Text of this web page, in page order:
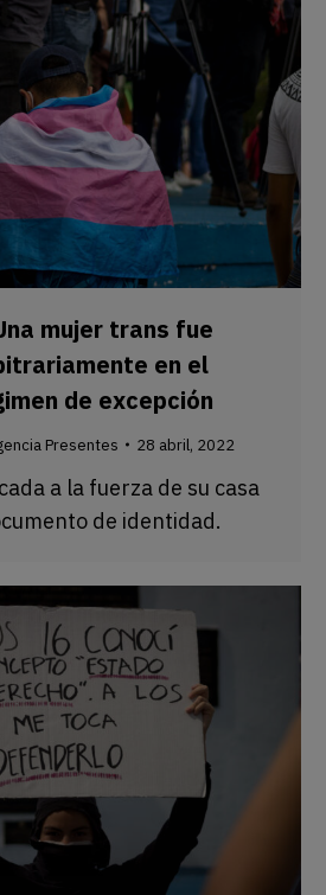
mujer trans fue
en el
de excepción
Presentes 28 abril, 2022
a la fuerza de su casa
de identidad.